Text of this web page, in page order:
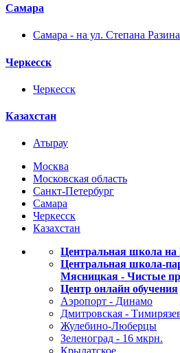
Самара
Самара - на ул. Степана Разина
Черкесск
Черкесск
Казахстан
Атырау
Москва
Московская область
Санкт-Петербург
Самара
Черкесск
Казахстан
Центральная школа на
Центральная школа-
Мясницкая - Чистые
Центр онлайн обучения
Аэропорт - Динамо
Дмитровская -
Жулебино-Люберцы
Зеленоград - 16 мкрн.